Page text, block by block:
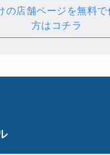
の店舗ページを無料で
方はコチラ